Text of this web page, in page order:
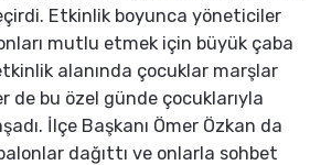
Etkinlik boyunca yöneticiler
mutlu etmek için büyük çaba
alanında çocuklar marşlar
de bu özel günde çocuklarıyla
İlçe Başkanı Ömer Özkan da
dağıttı ve onlarla sohbet